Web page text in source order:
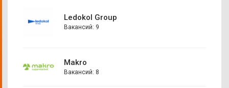
Ledokol Group
Вакансий: 9
Makro
Вакансий: 8